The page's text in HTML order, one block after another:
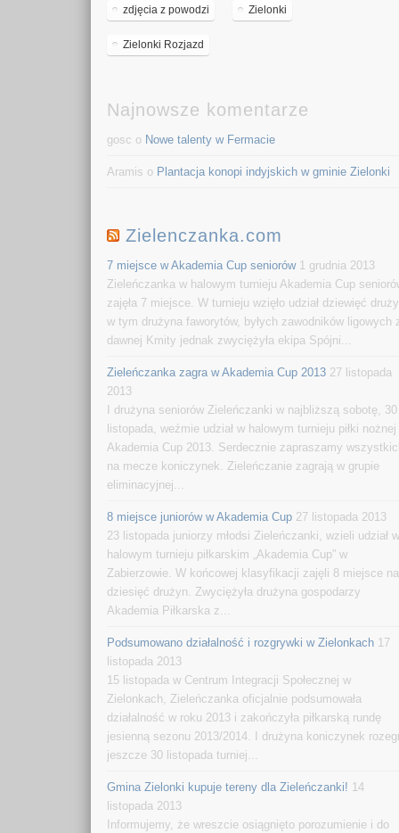
zdjęcia z powodzi Zielonki
Zielonki Rozjazd
Najnowsze komentarze
gosc o Nowe talenty w Fermacie
Aramis o Plantacja konopi indyjskich w gminie Zielonki
Zielenczanka.com
7 miejsce w Akademia Cup seniorów 1 grudnia 2013
Zieleńczanka w halowym turnieju Akademia Cup
zajęła 7 miejsce. W turnieju wzięło udział dziewięć
w tym drużyna faworytów, byłych zawodników ligowych
dawnej Kmity jednak zwyciężyła ekipa Spójni...
Zieleńczanka zagra w Akademia Cup 2013 27 listopada
2013
I drużyna seniorów Zieleńczanki w najbliższą sobotę, 30
listopada, weźmie udział w halowym turnieju piłki nożnej
Akademia Cup 2013. Serdecznie zapraszamy
na mecze koniczynek. Zieleńczanie zagrają w grupie
eliminacyjnej...
8 miejsce juniorów w Akademia Cup 27 listopada 2013
23 listopada juniorzy młodsi Zieleńczanki, wzieli udział w
halowym turnieju piłkarskim „Akademia Cup” w
Zabierzowie. W końcowej klasyfikacji zajęli 8 miejsce na
dziesięć drużyn. Zwyciężyła drużyna gospodarzy
Akademia Piłkarska z...
Podsumowano działalność i rozgrywki w Zielonkach 17
listopada 2013
15 listopada w Centrum Integracji Społecznej w
Zielonkach, Zieleńczanka oficjalnie podsumowała
działalność w roku 2013 i zakończyła piłkarską rundę
jesienną sezonu 2013/2014. I drużyna koniczynek
jeszcze 30 listopada turniej...
Gmina Zielonki kupuje tereny dla Zieleńczanki! 14
listopada 2013
Informujemy, że wreszcie osiągnięto porozumienie i do